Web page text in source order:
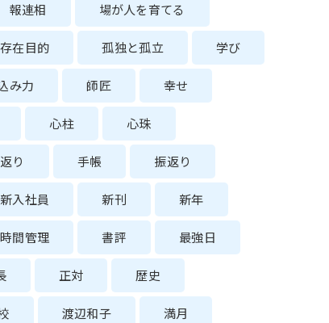
報連相 場が人を育てる
存在目的 孤独と孤立 学び
み力 師匠 幸せ
心柱 心珠
り 手帳 振返り
新入社員 新刊 新年
時間管理 書評 最強日
正対 歴史
渡辺和子 満月